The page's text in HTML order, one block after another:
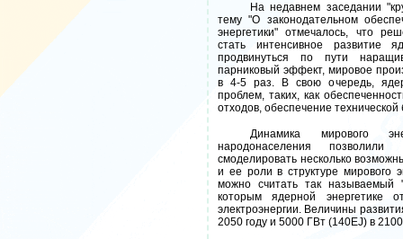
На недавнем заседании
тему "О законодательном
энергетики" отмечалось, что
стать интенсивное развитие
продвинуться по пути
парниковый эффект, мировое
в 4-5 раз. В свою очередь,
проблем, таких, как
отходов, обеспечение технической
Динамика мирового
народонаселения позволили
смоделировать несколько
и ее роли в структуре мирового
можно считать так называемый
которым ядерной энергетике
электроэнергии. Величины
2050 году и 5000 ГВт (140EJ) в 2100